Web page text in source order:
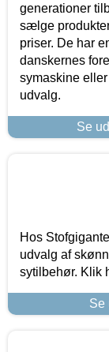
generationer
sælge
priser. De har
danskernes
symaskine
udvalg.
Se
Hos
udvalg af
sytilbehør. Klik
Se